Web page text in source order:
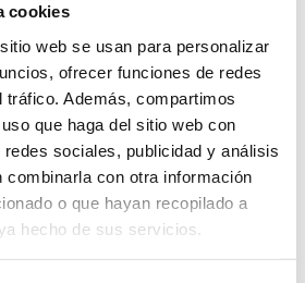
cookies
web se usan para personalizar
ofrecer funciones de redes
Además, compartimos
que haga del sitio web con
sociales, publicidad y análisis
combinarla con otra información
o que hayan recopilado a
hecho de sus servicios.
aumenta las
un puesto de trabajo
a sus intereses.